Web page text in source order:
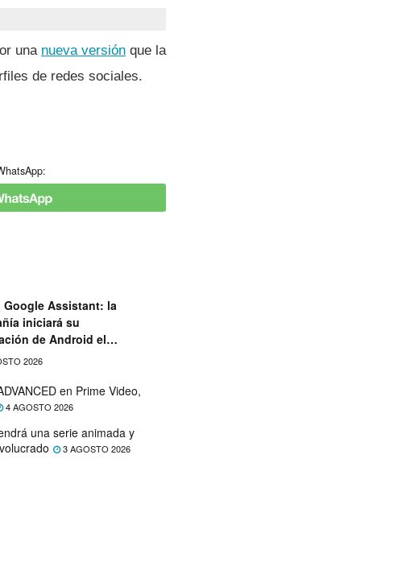
una nueva versión que la
de redes sociales.
Google Assistant: la
iniciará su
de Android el
mes
2026
en Prime Video,
4 AGOSTO 2026
una serie animada y
3 AGOSTO 2026